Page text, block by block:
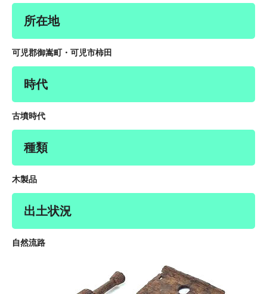
所在地
可児郡御嵩町・可児市柿田
時代
古墳時代
種類
木製品
出土状況
自然流路